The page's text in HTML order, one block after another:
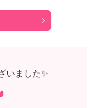
いました✨